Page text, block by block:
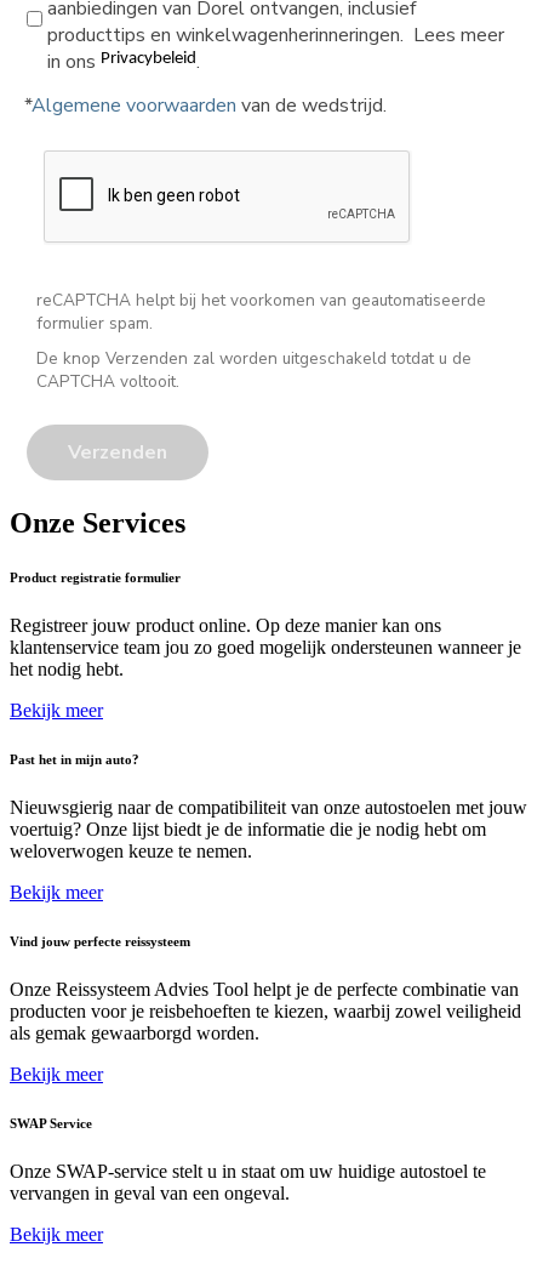
aanbiedingen van Dorel ontvangen, inclusief
producttips en winkelwagenherinneringen. Lees meer
in ons Privacybeleid.
*Algemene voorwaarden van de wedstrijd.
reCAPTCHA helpt bij het voorkomen van geautomatiseerde
formulier spam.
De knop Verzenden zal worden uitgeschakeld totdat u de
CAPTCHA voltooit.
Onze Services
Product registratie formulier
Registreer jouw product online. Op deze manier kan ons
klantenservice team jou zo goed mogelijk ondersteunen wanneer je
het nodig hebt.
Bekijk meer
Past het in mijn auto?
Nieuwsgierig naar de compatibiliteit van onze autostoelen met jouw
voertuig? Onze lijst biedt je de informatie die je nodig hebt om
weloverwogen keuze te nemen.
Bekijk meer
Vind jouw perfecte reissysteem
Onze Reissysteem Advies Tool helpt je de perfecte combinatie van
producten voor je reisbehoeften te kiezen, waarbij zowel veiligheid
als gemak gewaarborgd worden.
Bekijk meer
SWAP Service
Onze SWAP-service stelt u in staat om uw huidige autostoel te
vervangen in geval van een ongeval.
Bekijk meer